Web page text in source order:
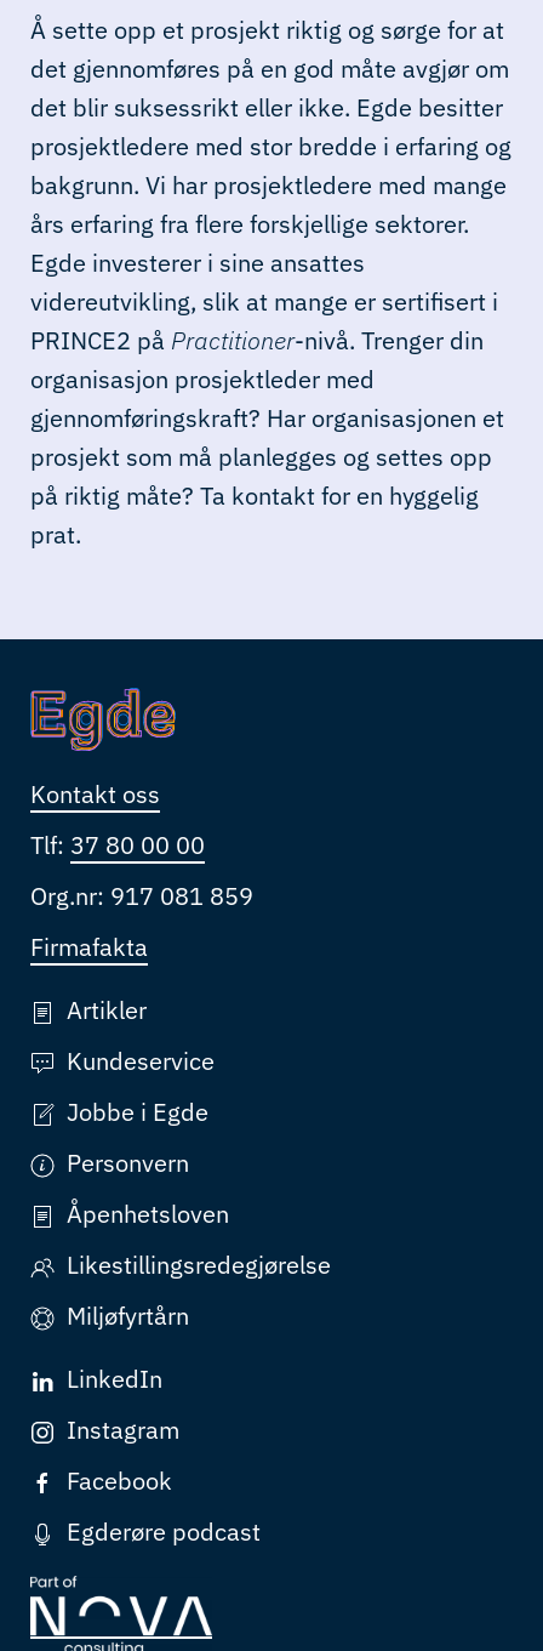
Å sette opp et prosjekt riktig og sørge for at
det gjennomføres på en god måte avgjør om
det blir suksessrikt eller ikke. Egde besitter
prosjektledere med stor bredde i erfaring og
bakgrunn. Vi har prosjektledere med mange
års erfaring fra flere forskjellige sektorer.
Egde investerer i sine ansattes
videreutvikling, slik at mange er sertifisert i
PRINCE2 på Practitioner-nivå. Trenger din
organisasjon prosjektleder med
gjennomføringskraft? Har organisasjonen et
prosjekt som må planlegges og settes opp
på riktig måte? Ta kontakt for en hyggelig
prat.
Kontakt oss
Tlf: 37 80 00 00
Org.nr: 917 081 859
Firmafakta
Artikler
Kundeservice
Jobbe i Egde
Personvern
Åpenhetsloven
Likestillingsredegjørelse
Miljøfyrtårn
LinkedIn
Instagram
Facebook
Egderøre podcast